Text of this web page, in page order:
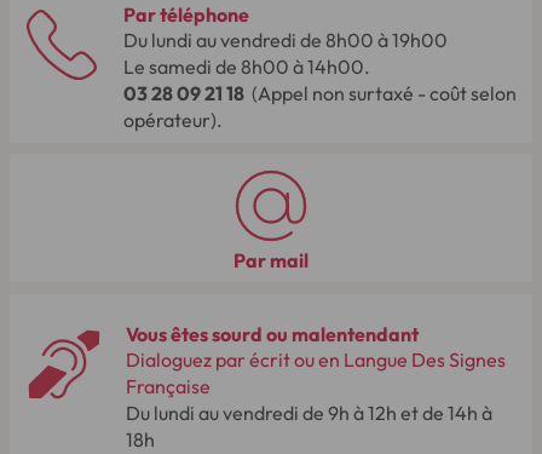
Par téléphone
Du lundi au vendredi de 8h00 à 19h00
Le samedi de 8h00 à 14h00.
03 28 09 21 18 (Appel non surtaxé - coût selon
opérateur).
Par mail
Vous êtes sourd ou malentendant
Dialoguez par écrit ou en Langue Des Signes
Française
Du lundi au vendredi de 9h à 12h et de 14h à
18h